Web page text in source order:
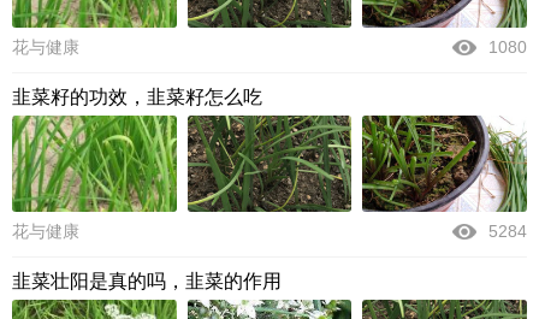
花与健康 1080
韭菜籽的功效，韭菜籽怎么吃
花与健康 5284
韭菜壮阳是真的吗，韭菜的作用